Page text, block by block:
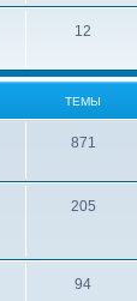
12
ТЕМЫ
871
205
94